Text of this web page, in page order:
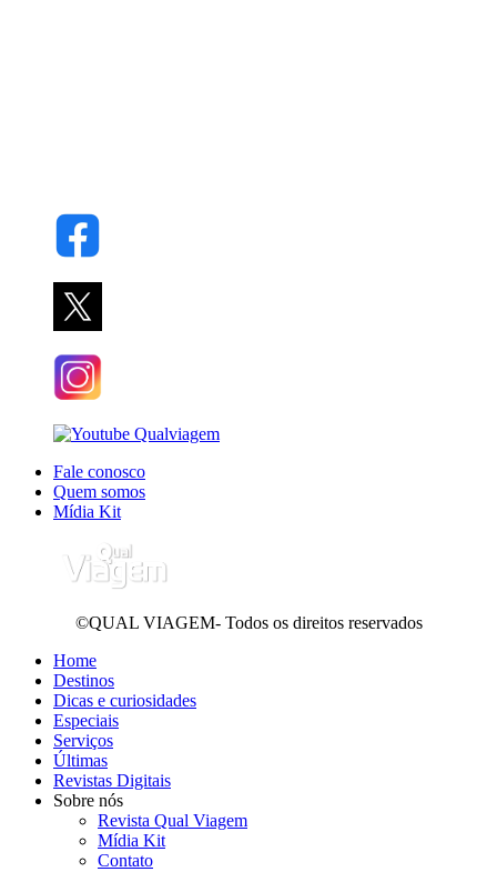
Fale conosco
Quem somos
Mídia Kit
©QUAL VIAGEM- Todos os direitos reservados
Home
Destinos
Dicas e curiosidades
Especiais
Serviços
Últimas
Revistas Digitais
Sobre nós
Revista Qual Viagem
Mídia Kit
Contato